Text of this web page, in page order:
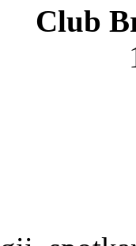
Club